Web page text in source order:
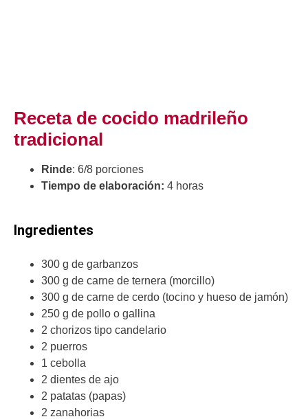
Receta de cocido madrileño
tradicional
Rinde: 6/8 porciones
Tiempo de elaboración: 4 horas
Ingredientes
300 g de garbanzos
300 g de carne de ternera (morcillo)
300 g de carne de cerdo (tocino y hueso de jamón)
250 g de pollo o gallina
2 chorizos tipo candelario
2 puerros
1 cebolla
2 dientes de ajo
2 patatas (papas)
2 zanahorias